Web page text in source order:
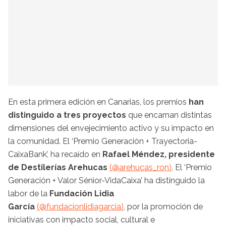
En esta primera edición en Canarias, los premios han
distinguido a tres proyectos que encarnan distintas
dimensiones del envejecimiento activo y su impacto en
la comunidad. El ‘Premio Generación + Trayectoria-
CaixaBank’, ha recaído en Rafael Méndez, presidente
de Destilerías Arehucas (@arehucas_ron). El ‘Premio
Generación + Valor Sénior-VidaCaixa’ ha distinguido la
labor de la Fundación Lidia
García (@fundacionlidiagarcia), por la promoción de
iniciativas con impacto social, cultural e